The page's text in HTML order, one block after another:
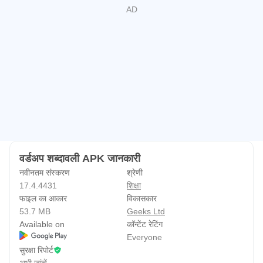
शब्द वापस आएगा और 3 दिनों में पूछेगा। यदि आपको अभी भी याद है, तो यह
WordUp अंग्रेजी सीखने के लिए शुरुआती या नए लोगों के लिए नहीं है।
अंग्रेजी शिक्षक
------------------------------------
यदि आप अंग्रेजी पढ़ाते हैं, तो अपने छात्रों को WordUp की सलाह दें।
भाषा के अन्य सभी पहलुओं को सिखाने के लिए यह उनके लिए अपने कंपैक्शन
का निर्माण करने के लिए एक आदर्श मानार्थ उपकरण है।
वर्डअप शब्दावली APK जानकारी
नवीनतम संस्करण
17.4.4431
श्रेणी
शिक्षा
फाइल का आकार
53.7 MB
विकासकार
Geeks Ltd
Available on
कॉन्टेंट रेटिंग
Everyone
सुरक्षा रिपोर्ट